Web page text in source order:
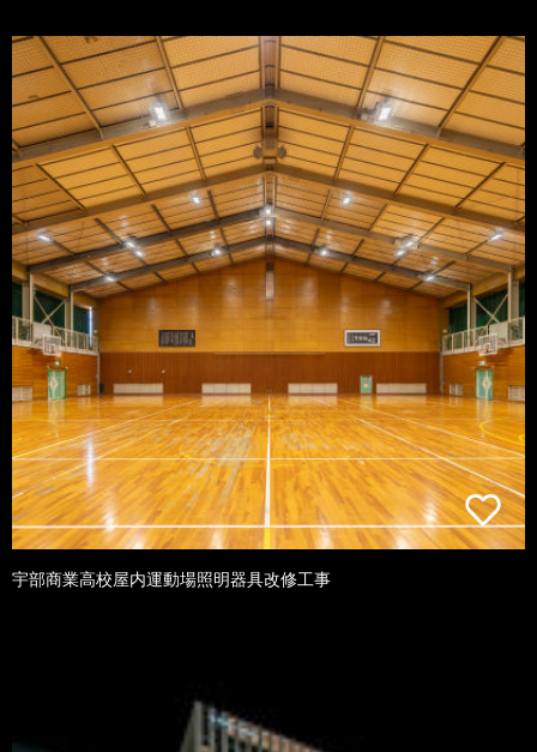
宇部商業高校屋内運動場照明器具改修工事